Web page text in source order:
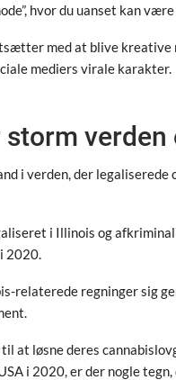
hvor du uanset kan
med at blive kreative
mediers virale karakter.
verden
i verden, der
i Illinois og
2020.
relaterede regninger sig
at løsne deres
i 2020, er der nogle tegn,